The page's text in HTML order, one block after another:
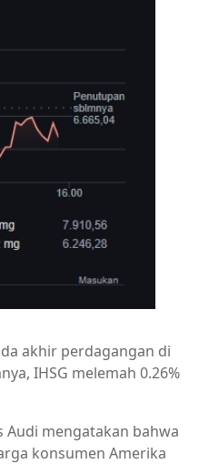
akhir perdagangan di
IHSG melemah 0.26%
Audi mengatakan bahwa
konsumen Amerika